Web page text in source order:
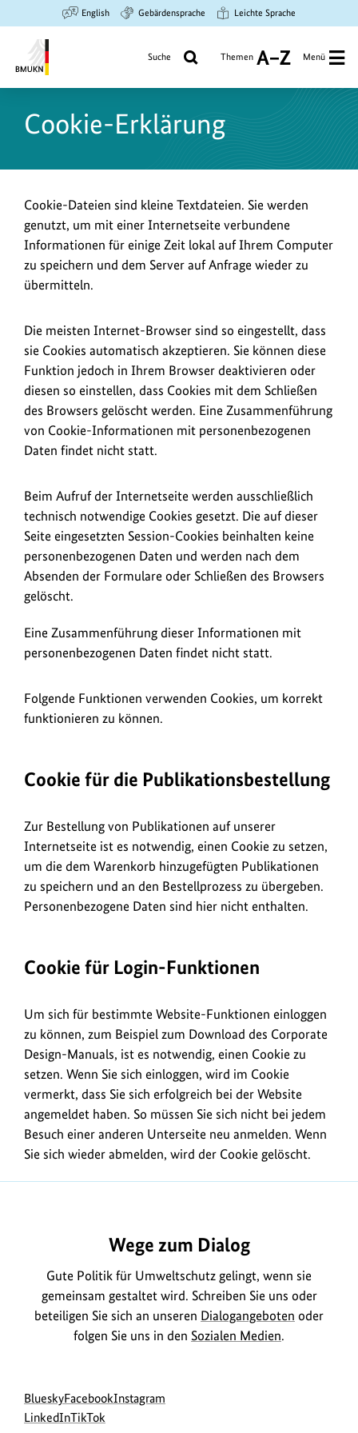
Hauptinhalt
springen
Suche
springen
Hauptnavigation
springen
English Gebärdensprache Leichte Sprache
Umwelt,
nukleare
Sicherheit
Suche Themen
A
Z
Menü
Cookie-Erklärung
Cookie-Dateien sind kleine Textdateien. Sie werden
genutzt, um mit einer Internetseite verbundene
Informationen für einige Zeit lokal auf Ihrem Computer
zu speichern und dem Server auf Anfrage wieder zu
übermitteln.
Die meisten Internet-Browser sind so eingestellt, dass
sie Cookies automatisch akzeptieren. Sie können diese
Funktion jedoch in Ihrem Browser deaktivieren oder
diesen so einstellen, dass Cookies mit dem Schließen
des Browsers gelöscht werden. Eine Zusammenführung
von Cookie-Informationen mit personenbezogenen
Daten findet nicht statt.
Beim Aufruf der Internetseite werden ausschließlich
technisch notwendige Cookies gesetzt. Die auf dieser
Seite eingesetzten Session-Cookies beinhalten keine
personenbezogenen Daten und werden nach dem
Absenden der Formulare oder Schließen des Browsers
gelöscht.
Eine Zusammenführung dieser Informationen mit
personenbezogenen Daten findet nicht statt.
Folgende Funktionen verwenden Cookies, um korrekt
funktionieren zu können.
Cookie für die Publikationsbestellung
Zur Bestellung von Publikationen auf unserer
Internetseite ist es notwendig, einen Cookie zu setzen,
um die dem Warenkorb hinzugefügten Publikationen
zu speichern und an den Bestellprozess zu übergeben.
Personenbezogene Daten sind hier nicht enthalten.
Cookie für Login-Funktionen
Um sich für bestimmte Website-Funktionen einloggen
zu können, zum Beispiel zum Download des Corporate
Design-Manuals, ist es notwendig, einen Cookie zu
setzen. Wenn Sie sich einloggen, wird im Cookie
vermerkt, dass Sie sich erfolgreich bei der Website
angemeldet haben. So müssen Sie sich nicht bei jedem
Besuch einer anderen Unterseite neu anmelden. Wenn
Sie sich wieder abmelden, wird der Cookie gelöscht.
Wege zum Dialog
Gute Politik für Umweltschutz gelingt, wenn sie
gemeinsam gestaltet wird. Schreiben Sie uns oder
beteiligen Sie sich an unseren Dialogangeboten oder
folgen Sie uns in den Sozialen Medien.
Social
Media
Blueskyzur
Bluesky-
Facebookzur
Instagram
LinkedInzur
zur
TikTok